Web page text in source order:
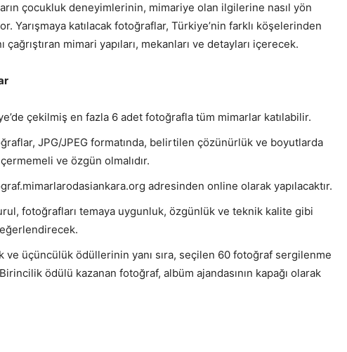
çocukluk deneyimlerinin, mimariye olan ilgilerine nasıl yön
Yarışmaya katılacak fotoğraflar, Türkiye’nin farklı köşelerinden
çağrıştıran mimari yapıları, mekanları ve detayları içerecek.
çekilmiş en fazla 6 adet fotoğrafla tüm mimarlar katılabilir.
JPG/JPEG formatında, belirtilen çözünürlük ve boyutlarda
ve özgün olmalıdır.
adresinden online olarak yapılacaktır.
fotoğrafları temaya uygunluk, özgünlük ve teknik kalite gibi
ve üçüncülük ödüllerinin yanı sıra, seçilen 60 fotoğraf sergilenme
ödülü kazanan fotoğraf, albüm ajandasının kapağı olarak